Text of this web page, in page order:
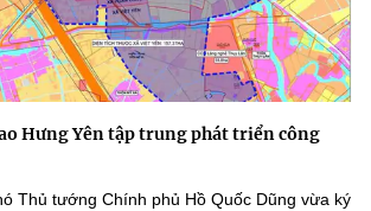
Hưng Yên tập trung phát triển công
Thủ tướng Chính phủ Hồ Quốc Dũng vừa ký